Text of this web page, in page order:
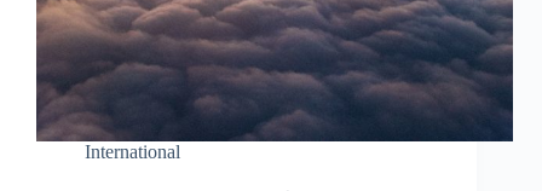
International